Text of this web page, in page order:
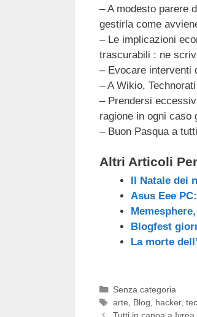
– A modesto parere
gestirla come
– Le implicazioni
trascurabili : ne
– Evocare interventi
– A Wikio,
– Prendersi
ragione in ogni caso
– Buon Pasqua a
Altri Articoli
Il Natale dei
Asus Eee
Blogfest
La morte
Categorie
Senza categoria
Tag
arte Blog hacker,
Tutti in canoa a Ivrea